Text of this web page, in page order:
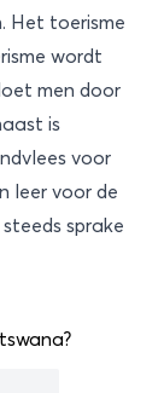
Het toerisme
wordt
men door
is
voor
leer voor de
sprake